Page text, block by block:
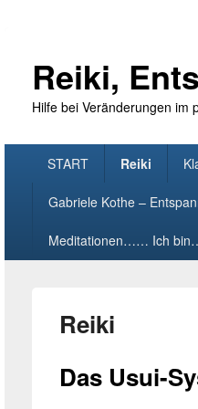
Reiki,
Hilfe bei Veränderungen im
START Reiki
Gabriele Kothe –
Meditationen…… Ich
Reiki
Das Usui-